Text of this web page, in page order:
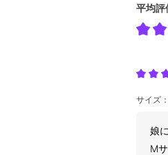
平均評
サイズ
娘
M